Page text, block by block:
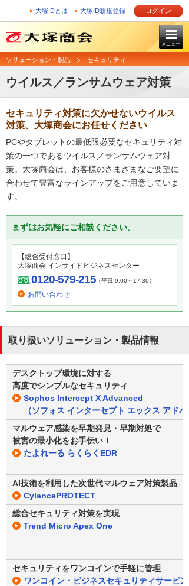
大塚IDとは 大塚ID新規登録 ログイン
メニュー
ソリューション・製品 セキュリティ
ウイルス／ランサムウェア対策
セキュリティ対策に欠かせないウイルス
対策、大塚商会にお任せください
PCやタブレットの最低限必要なセキュリティ対
策の一つであるウイルス／ランサムウェア対
策。大塚商会は、お客様のさまざまなご要望に
合わせて豊富なラインアップをご用意していま
す。
まずはお気軽にご相談ください。
【総合受付窓口】
大塚商会 インサイドビジネスセンター
0120-579-215（平日 9:00～17:30）
お問い合わせ
取り扱いソリューション・製品情報
デスクトップ環境に対する
高度でシンプルなセキュリティ
Sophos Intercept X Advanced
（ソフォス インターセプト エックス アドバ
マルウェア感染を早期発見・早期対処で
被害の最小化をお手伝い！
たよれーる らくらくEDR
AI技術を利用した次世代マルウェア対策製品
CylancePROTECT
総合セキュリティ対策を実現
Trend Micro Apex One
セキュリティをワンコインで手軽に管理
ワンコイン・ビジネスセキュリティサービス2